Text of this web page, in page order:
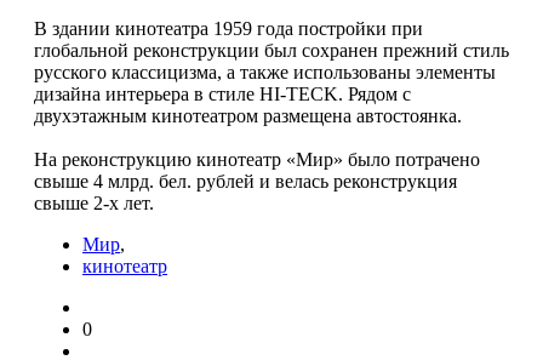
В здании кинотеатра 1959 года постройки при
глобальной реконструкции был сохранен прежний стиль
русского классицизма, а также использованы элементы
дизайна интерьера в стиле HI-TECK. Рядом с
двухэтажным кинотеатром размещена автостоянка.
На реконструкцию кинотеатр «Мир» было потрачено
свыше 4 млрд. бел. рублей и велась реконструкция
свыше 2-х лет.
Мир,
кинотеатр
0